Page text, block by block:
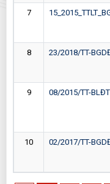
7
8 23/2018/TT-
9 08/2015/TT-
10 02/2017/TT-